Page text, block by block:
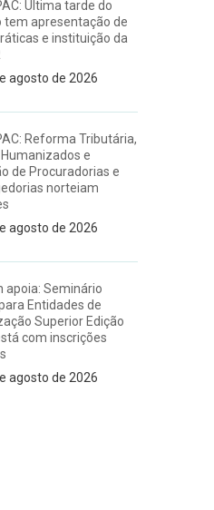
Última tarde do
tem apresentação de
e instituição da
agosto de 2026
Reforma Tributária,
Humanizados e
de Procuradorias e
norteiam
agosto de 2026
apoia: Seminário
Entidades de
Superior Edição
com inscrições
agosto de 2026